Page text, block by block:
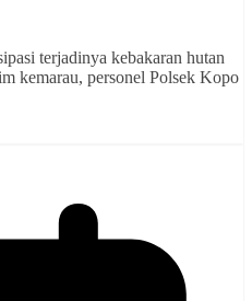
terjadinya kebakaran hutan
kemarau, personel Polsek Kopo